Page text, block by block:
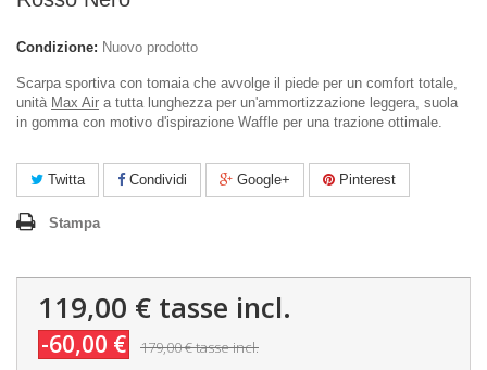
Condizione: Nuovo prodotto
Scarpa sportiva con tomaia che avvolge il piede per un comfort totale,
unità Max Air a tutta lunghezza per un'ammortizzazione leggera, suola
in gomma con motivo d'ispirazione Waffle per una trazione ottimale.
Twitta Condividi Google+ Pinterest
Stampa
119,00 € tasse incl.
-60,00 € 179,00 €tasse incl.